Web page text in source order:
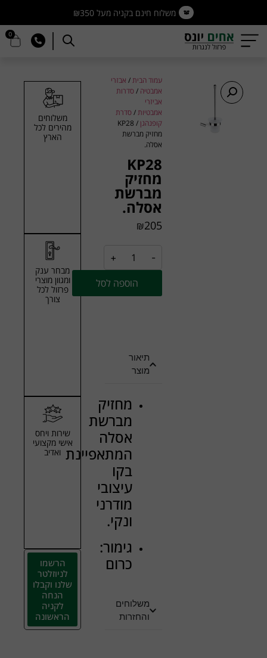
משלוח חינם בקניה מעל ₪350
0
משלוחים
מהירים לכל
הארץ
מבחר ענק
ומגוון מוצרי
פרזול לכל
צורך
שירות ויחס
אישי מקצועי
ואדיב
הרשמו
לניוזלטר
שלנו וקבלו
הנחה
לקניה
הראשונה
עמוד הבית/ אבזרי
אמבטיה /סדרות
אביזרי
אמבטיות/סדרת
קופנהגן
/ KP28
מחזיק מברשת
אסלה.
KP28
מחזיק
מברשת
אסלה.
₪205
-
+
הוספה לסל
תיאור
מוצר
מחזיק
מברשת
אסלה
המתאפיינת
בקו
עיצובי
מודרני
ונקי.
גימור:
כרום
משלוחים
והחזרות